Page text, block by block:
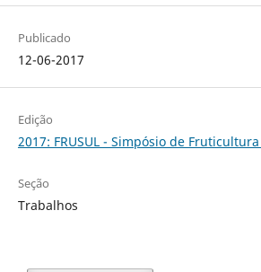
Publicado
12-06-2017
Edição
2017: FRUSUL - Simpósio de
Seção
Trabalhos